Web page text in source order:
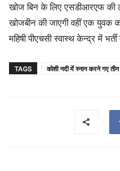
खोज बिन के लिए एसडीआरएफ की
खोजबीन की जाएगी वहीं एक युवक
महिषी पीएचसी स्वास्थ केन्द्र में
TAGS कोशी नदी में स्नान करने गए